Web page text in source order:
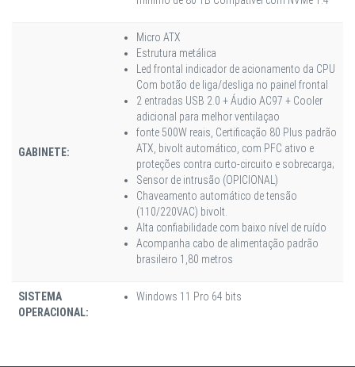
GABINETE:
Micro ATX
Estrutura metálica
Led frontal indicador de acionamento da CPU
Com botão de liga/desliga no painel frontal
2 entradas USB 2.0 + Áudio AC97 + Cooler
adicional para melhor ventilaçao
fonte 500W reais, Certificação 80 Plus padrão
ATX, bivolt automático, com PFC ativo e
proteções contra curto-circuito e sobrecarga;
Sensor de intrusão (OPICIONAL)
Chaveamento automático de tensão
(110/220VAC) bivolt.
Alta confiabilidade com baixo nível de ruído
Acompanha cabo de alimentação padrão
brasileiro 1,80 metros
SISTEMA
OPERACIONAL:
Windows 11 Pro 64 bits